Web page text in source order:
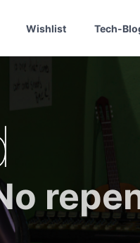
Wishlist Tech-